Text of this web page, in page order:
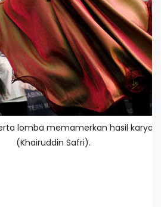
lomba memamerkan hasil
(Khairuddin Safri).